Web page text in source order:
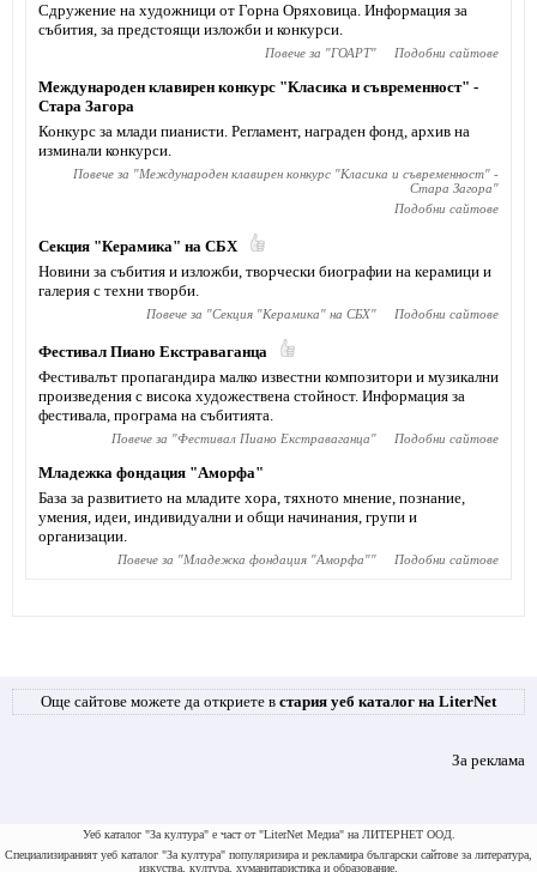
Сдружение на художници от Горна Оряховица. Информация за
събития, за предстоящи изложби и конкурси.
Повече за "ГОАРТ" Подобни сайтове
Международен клавирен конкурс "Класика и съвременност" -
Стара Загора
Конкурс за млади пианисти. Регламент, награден фонд, архив на
изминали конкурси.
Повече за "Международен клавирен конкурс "Класика и съвременност" -
Стара Загора"
Подобни сайтове
Секция "Керамика" на СБХ
Новини за събития и изложби, творчески биографии на керамици и
галерия с техни творби.
Повече за "Секция "Керамика" на СБХ" Подобни сайтове
Фестивал Пиано Екстраваганца
Фестивалът пропагандира малко известни композитори и музикални
произведения с висока художествена стойност. Информация за
фестивала, програма на събитията.
Повече за "Фестивал Пиано Екстраваганца" Подобни сайтове
Младежка фондация "Аморфа"
База за развитието на младите хора, тяхното мнение, познание,
умения, идеи, индивидуални и общи начинания, групи и
организации.
Повече за "Младежка фондация "Аморфа"" Подобни сайтове
Още сайтове можете да откриете в стария уеб каталог на LiterNet
За реклама
Уеб каталог "За култура" е част от "LiterNet Медиа" на ЛИТЕРНЕТ ООД.
Специализираният уеб каталог "За култура" популяризира и рекламира български сайтове за литература,
изкуства, култура, хуманитаристика и образование.